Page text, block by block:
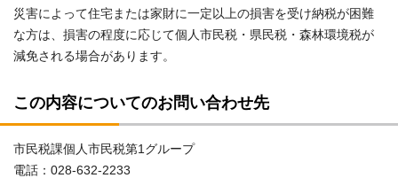
災害によって住宅または家財に一定以上の損害を受け納税が困難
な方は、損害の程度に応じて個人市民税・県民税・森林環境税が
減免される場合があります。
この内容についてのお問い合わせ先
市民税課個人市民税第1グループ
電話：028-632-2233